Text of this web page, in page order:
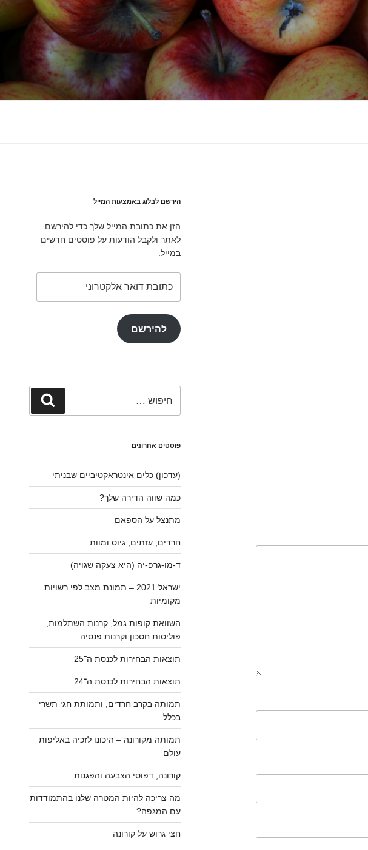
הירשם לבלוג באמצעות המייל
הזן את כתובת המייל שלך כדי להירשם
לאתר ולקבל הודעות על פוסטים חדשים
במייל.
דואר
להירשם
חיפוש
פוסטים אחרונים
(עדכון) כלים אינטראקטיביים שבניתי
כמה שווה הדירה שלך?
מתנצל על הספאם
חרדים, עזתים, גיוס ומוות
ד-מו-גרפ-יה (היא צעקה שגויה)
ישראל 2021 – תמונת מצב לפי רשויות
מקומיות
השוואת קופות גמל, קרנות השתלמות,
פוליסות חסכון וקרנות פנסיה
תוצאות הבחירות לכנסת ה־25
תוצאות הבחירות לכנסת ה־24
תמותה בקרב חרדים, ותמותת חגי תשרי
בכלל
תמותה מקורונה – היכונו לזכיה באליפות
עולם
קורונה, דפוסי הצבעה והפגנות
מה צריכה להיות המטרה שלנו בהתמודדות
עם המגפה?
חצי גרוש על קורונה